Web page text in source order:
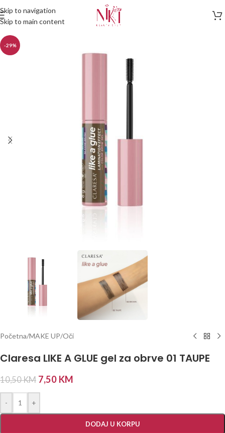
Skip to navigation
Skip to main content
-29%
Početna/MAKE UP/Oči
Claresa LIKE A GLUE gel za obrve 01 TAUPE
10,50KM 7,50 KM
- +
DODAJ U KORPU